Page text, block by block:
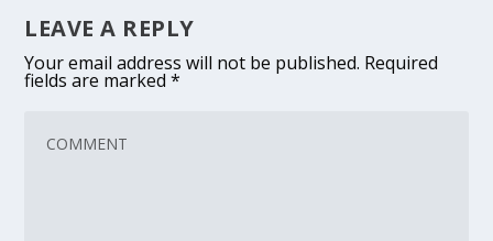
LEAVE A REPLY
Your email address will not be published. Required
fields are marked*